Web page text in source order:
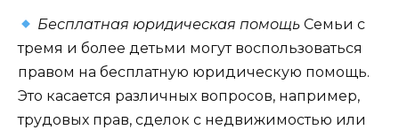
Бесплатная юридическая помощь Семьи с
тремя и более детьми могут воспользоваться
правом на бесплатную юридическую помощь.
Это касается различных вопросов, например,
трудовых прав, сделок с недвижимостью или